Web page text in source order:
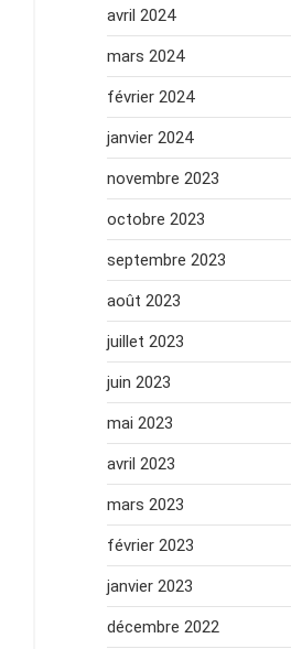
avril 2024
mars 2024
février 2024
janvier 2024
novembre 2023
octobre 2023
septembre 2023
août 2023
juillet 2023
juin 2023
mai 2023
avril 2023
mars 2023
février 2023
janvier 2023
décembre 2022